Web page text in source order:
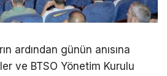
ardından günün anısına
ve BTSO Yönetim Kurulu